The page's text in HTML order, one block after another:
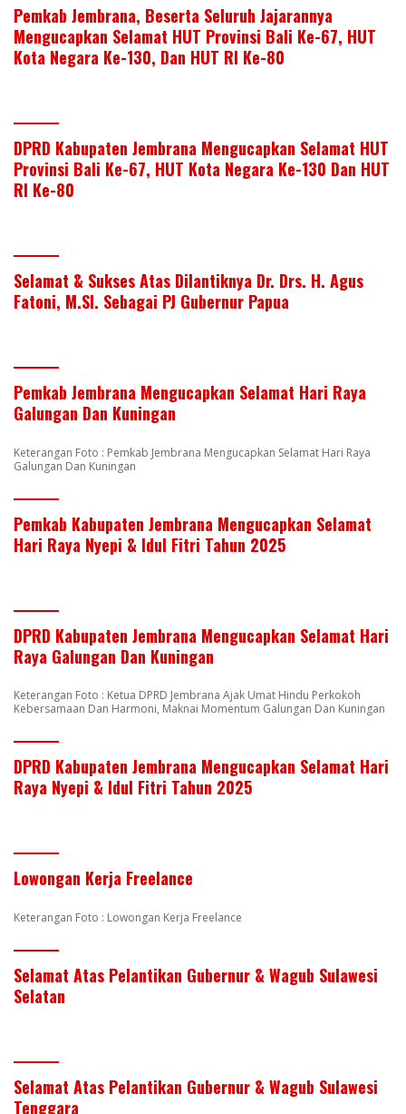
Pemkab Jembrana, Beserta Seluruh Jajarannya
Mengucapkan Selamat HUT Provinsi Bali Ke-67, HUT
Kota Negara Ke-130, Dan HUT RI Ke-80
DPRD Kabupaten Jembrana Mengucapkan Selamat HUT
Provinsi Bali Ke-67, HUT Kota Negara Ke-130 Dan HUT
RI Ke-80
Selamat & Sukses Atas Dilantiknya Dr. Drs. H. Agus
Fatoni, M.SI. Sebagai PJ Gubernur Papua
Pemkab Jembrana Mengucapkan Selamat Hari Raya
Galungan Dan Kuningan
Keterangan Foto : Pemkab Jembrana Mengucapkan Selamat Hari Raya
Galungan Dan Kuningan
Pemkab Kabupaten Jembrana Mengucapkan Selamat
Hari Raya Nyepi & Idul Fitri Tahun 2025
DPRD Kabupaten Jembrana Mengucapkan Selamat Hari
Raya Galungan Dan Kuningan
Keterangan Foto : Ketua DPRD Jembrana Ajak Umat Hindu Perkokoh
Kebersamaan Dan Harmoni, Maknai Momentum Galungan Dan Kuningan
DPRD Kabupaten Jembrana Mengucapkan Selamat Hari
Raya Nyepi & Idul Fitri Tahun 2025
Lowongan Kerja Freelance
Keterangan Foto : Lowongan Kerja Freelance
Selamat Atas Pelantikan Gubernur & Wagub Sulawesi
Selatan
Selamat Atas Pelantikan Gubernur & Wagub Sulawesi
Tenggara